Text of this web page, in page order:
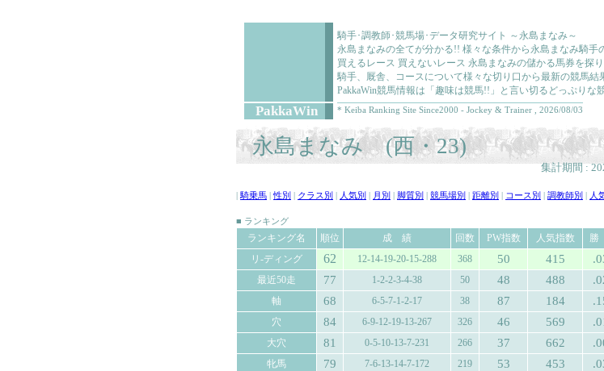
騎手･調教師･競馬場･データ研究サイト ～永島まなみ～
永島まなみの全てが分かる!! 様々な条件から永島まなみ騎手
買えるレース 買えないレース 永島まなみの儲かる馬券を探り
騎手、厩舎、コースについて様々な切り口から最新の競馬結
PakkaWin競馬情報は「趣味は競馬!!」と言い切るどっぷりな
PakkaWin * Keiba Ranking Site Since2000 - Jockey & Trainer , 2026/08/03
永島まなみ (西・23)
集計期間 :
騎乗馬 |性別 クラス別 人気別 月別 脚質別 競馬場別 距離別 コース別 調教師別 人
■ ランキング
ランキング名 順位 成 績 回数 PW指数 人気指数
リ-ディング
62 12-14-19-20-15-288 368 50 415
最近50走 77 1-2-2-3-4-38 50 48 488
軸 68 6-5-7-1-2-17 38 87 184
穴 84 6-9-12-19-13-267 326 46 569
大穴 81 0-5-10-13-7-231 266 37 662
牝馬 79 7-6-13-14-7-172 219 53 453